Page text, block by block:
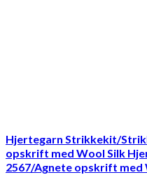
Hjertegarn Strikkekit/
opskrift med Wool Silk
2567/Agnete opskrift med